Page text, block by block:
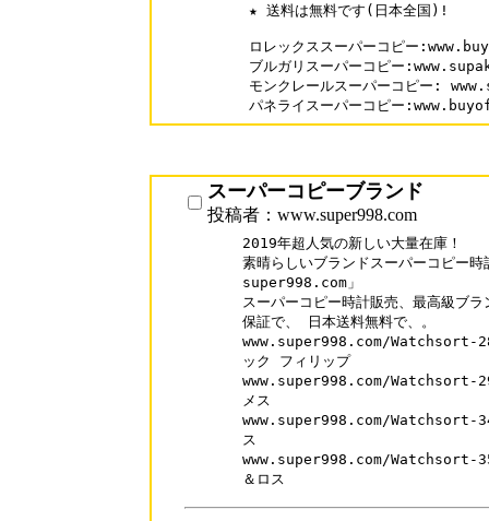
★ 送料は無料です(日本全国)!
ロレックススーパーコピー
ブルガリスーパーコピー
モンクレールスーパーコピー:
スーパーコピーブランド
投稿者：www.super998.com
2019年超人気の新しい大量在庫！
素晴らしいブランドスーパーコピー
super998.com」
スーパーコピー時計販売、最高級ブ
保証で、 日本送料無料で、。
www.super998.com/Watchsort-
ック フィリップ
www.super998.com/Watchsort-
メス
www.super998.com/Watchsort-
ス
www.super998.com/Watchsort-
＆ロス